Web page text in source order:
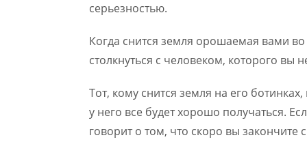
серьезностью.
Когда снится земля орошаемая вами
столкнуться с человеком, которого вы
Тот, кому снится земля на его
у него все будет хорошо получаться.
говорит о том, что скоро вы